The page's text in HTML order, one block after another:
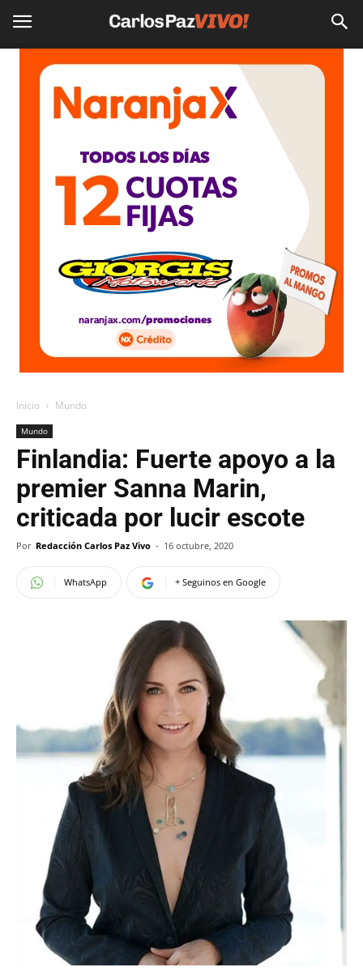
Inicio Mundo
Mundo
Finlandia: Fuerte apoyo a la
premier Sanna Marin,
criticada por lucir escote
Por Redacción Carlos Paz Vivo - 16 octubre, 2020
WhatsApp + Seguinos en Google